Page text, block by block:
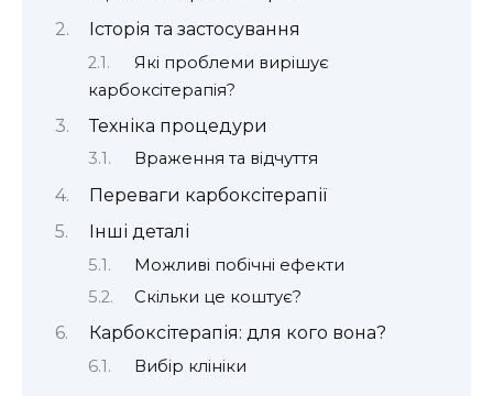
Історія та застосування
Які проблеми вирішує
карбоксітерапія?
Техніка процедури
Враження та відчуття
Переваги карбоксітерапії
Інші деталі
Можливі побічні ефекти
Скільки це коштує?
Карбоксітерапія: для кого вона?
Вибір клініки